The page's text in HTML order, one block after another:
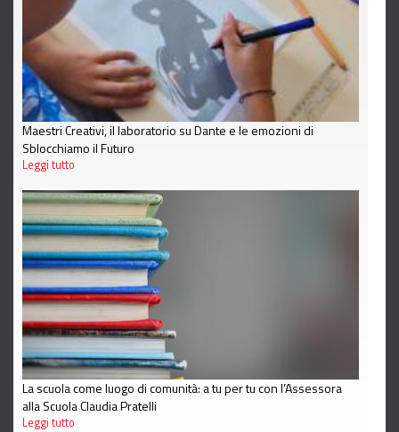
Maestri Creativi, il laboratorio su Dante e le emozioni di
Sblocchiamo il Futuro
Leggi tutto
La scuola come luogo di comunità: a tu per tu con l’Assessora
alla Scuola Claudia Pratelli
Leggi tutto